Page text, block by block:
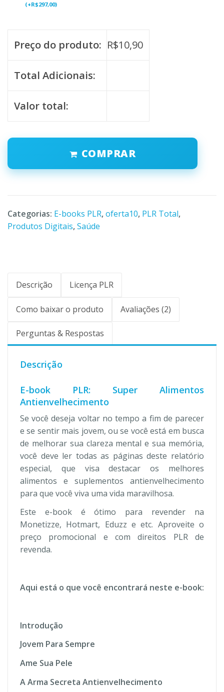
(+R$297,00)
Preço do produto: R$10,90
Total Adicionais:
Valor total:
COMPRAR
Categorias: E-books PLR,oferta10, PLR Total,
Produtos Digitais,Saúde
Descrição Licença PLR
Como baixar o produto Avaliações (2)
Perguntas & Respostas
Descrição
E-book PLR: Super Alimentos
Antienvelhecimento
Se você deseja voltar no tempo a fim de parecer
e se sentir mais jovem, ou se você está em busca
de melhorar sua clareza mental e sua memória,
você deve ler todas as páginas deste relatório
especial, que visa destacar os melhores
alimentos e suplementos antienvelhecimento
para que você viva uma vida maravilhosa.
Este e-book é ótimo para revender na
Monetizze, Hotmart, Eduzz e etc. Aproveite o
preço promocional e com direitos PLR de
revenda.
Aqui está o que você encontrará neste e-book:
Introdução
Jovem Para Sempre
Ame Sua Pele
A Arma Secreta Antienvelhecimento